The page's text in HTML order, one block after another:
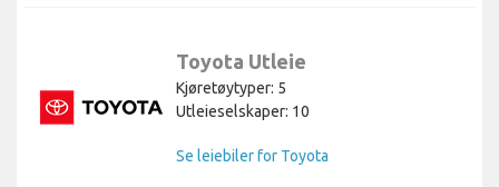
Toyota Utleie
Kjøretøytyper: 5
Utleieselskaper: 10
Se leiebiler for Toyota